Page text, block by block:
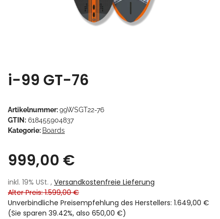
i-99 GT-76
Artikelnummer:99WSGT22-76
GTIN: 618455904837
Kategorie: Boards
999,00 €
inkl. 19% USt. , Versandkostenfreie Lieferung
Alter Preis: 1.599,00 €
Unverbindliche Preisempfehlung des Herstellers: 1.649,00 €
(Sie sparen 39.42%, also 650,00 €)